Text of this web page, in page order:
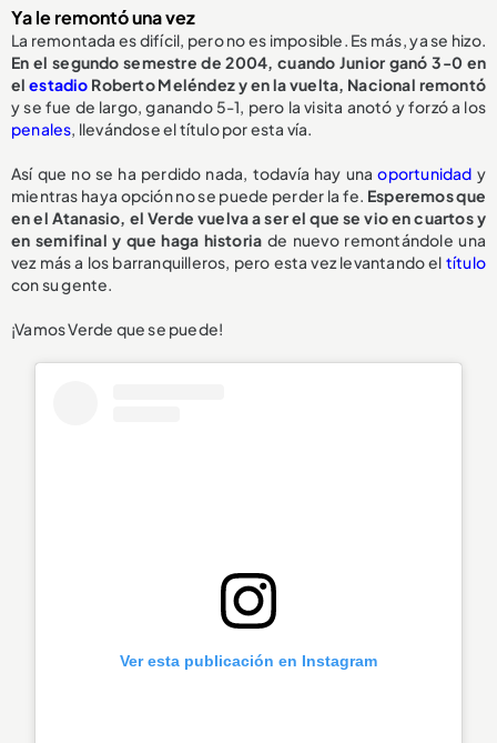
Ya le remontó una vez
La remontada es difícil, pero no es imposible. Es más, ya se hizo.
En el segundo semestre de 2004, cuando Junior ganó 3-0 en
elestadio Roberto Meléndez y en la vuelta, Nacional remontó
y se fue de largo, ganando 5-1, pero la visita anotó y forzó a los
penales, llevándose el título por esta vía.
Así que no se ha perdido nada, todavía hay unaoportunidad y
mientras haya opción no se puede perder la fe. Esperemos que
en el Atanasio, el Verde vuelva a ser el que se vio en cuartos y
en semifinal y que haga historia de nuevo remontándole una
vez más a los barranquilleros, pero esta vez levantando el título
con su gente.
¡Vamos Verde que se puede!
Ver esta publicación en Instagram